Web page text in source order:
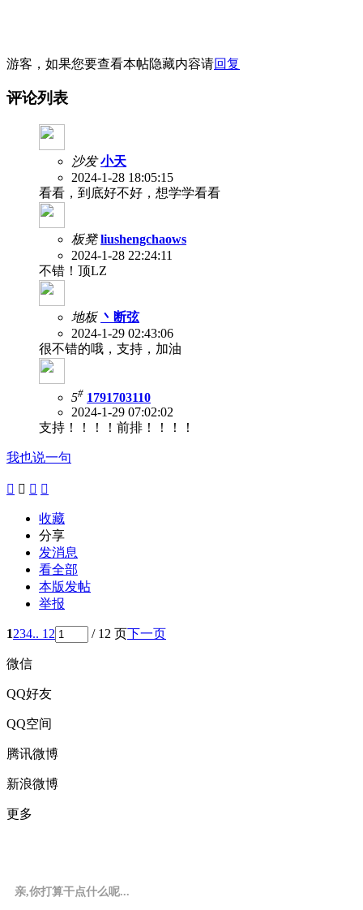
游客，如果您要查看本帖隐藏内容请回复
评论列表
沙发 小天
2024-1-28 18:05:15
看看，到底好不好，想学学看看
板凳 liushengchaows
2024-1-28 22:24:11
不错！顶LZ
地板 丶断弦
2024-1-29 02:43:06
很不错的哦，支持，加油
5# 1791703110
2024-1-29 07:02:02
支持！！！！前排！！！！
我也说一句
   
收藏
分享
发消息
看全部
本版发帖
举报
1234.. 12 / 12 页下一页
微信
QQ好友
QQ空间
腾讯微博
新浪微博
更多
亲,你打算干点什么呢...